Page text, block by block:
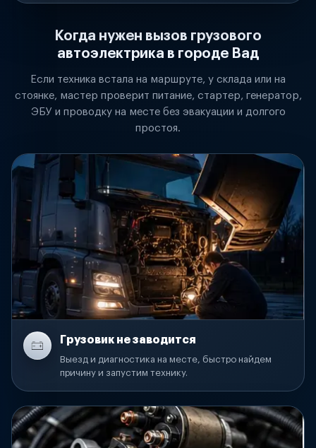
Когда нужен вызов грузового
автоэлектрика в городе Вад
Если техника встала на маршруте, у склада или на
стоянке, мастер проверит питание, стартер, генератор,
ЭБУ и проводку на месте без эвакуации и долгого
простоя.
Грузовик не заводится
Выезд и диагностика на месте, быстро найдем
причину и запустим технику.